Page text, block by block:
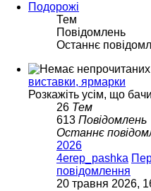
Подорожі
Тем
Повідомлень
Останнє
виставки, ярмарки
Розкажіть усім, що
26 Тем
613 Повідомлень
Останнє
2026
4erep_pashka
повідомлення
20 травня 2026,